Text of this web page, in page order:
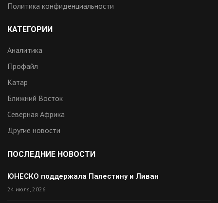
Политика конфиденциальности
КАТЕГОРИИ
Аналитика
Профайл
Катар
Ближний Восток
Северная Африка
Другие новости
ПОСЛЕДНИЕ НОВОСТИ
ЮНЕСКО поддержала Палестину и Ливан
24 июля, 2026